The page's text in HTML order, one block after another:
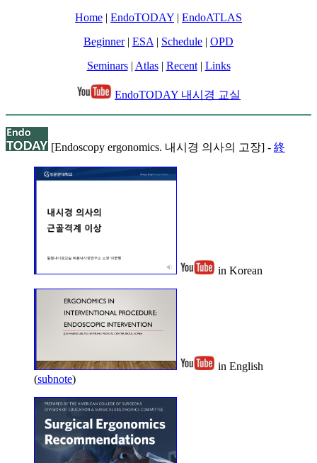
Home | EndoTODAY | EndoATLAS
Beginner| ESA | Schedule | OPD
Seminars| Atlas| Recent| Links
EndoTODAY 내시경 교실
[Endoscopy ergonomics. 내시경 의사의 고장] - 終
in Korean
in English
(subnote)